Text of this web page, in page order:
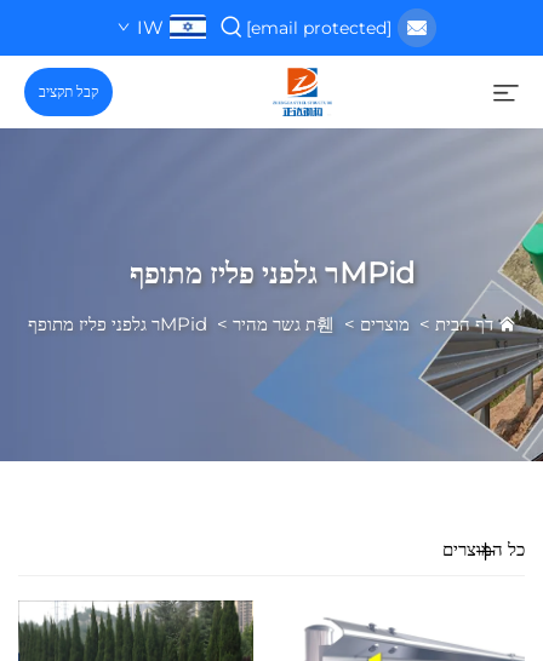
[email protected]
IW
קבל תקציב
MPidר גלפני פליז מתופף
דף הבית > מוצרים > 휀ת גשר מהיר > MPidר גלפני פליז מתופף
כל המוצרים